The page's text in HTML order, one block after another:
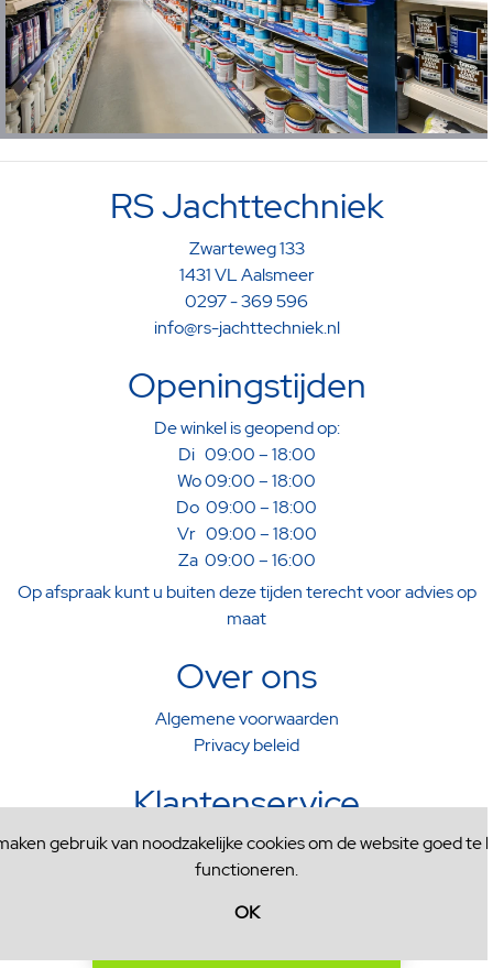
gebruik van noodzakelijke cookies om de website goed te
functioneren.
OK
RS Jachttechniek
Zwarteweg 133
1431 VL Aalsmeer
0297 - 369 596
info@rs-jachttechniek.nl
Openingstijden
De winkel is geopend op:
Di 09:00 – 18:00
Wo 09:00 – 18:00
Do 09:00 – 18:00
Vr 09:00 – 18:00
Za 09:00 – 16:00
Op afspraak kunt u buiten deze tijden terecht voor advies op
maat
Over ons
Algemene voorwaarden
Privacy beleid
Klantenservice
Verzenden & Afhalen
Ruilen & Retourneren